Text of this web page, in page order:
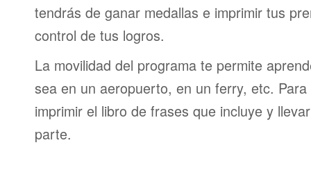
tendrás de ganar medallas e imprimir tus
control de tus logros.
La movilidad del programa te permite
sea en un aeropuerto, en un ferry, etc.
imprimir el libro de frases que incluye y
parte.